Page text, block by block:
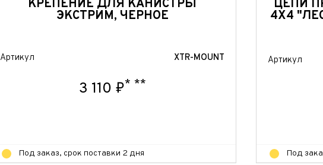
КРЕПЕНИЕ ДЛЯ КАНИСТРЫ
ЭКСТРИМ, ЧЕРНОЕ
Артикул XTR-MOUNT
3 110 ₽* **
Под заказ, срок поставки 2 дня
ЦЕПИ
4Х4
Артикул
Под
Отправить